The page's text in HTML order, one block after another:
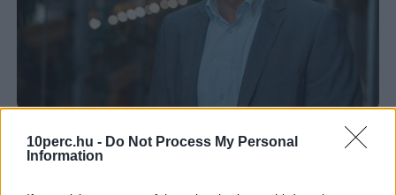
10perc.hu - Do Not Process My Personal
Information
Tarr Zoltán Közmédia
Tarr Zoltán szerint zajlik a közmédia átvilágítása, a